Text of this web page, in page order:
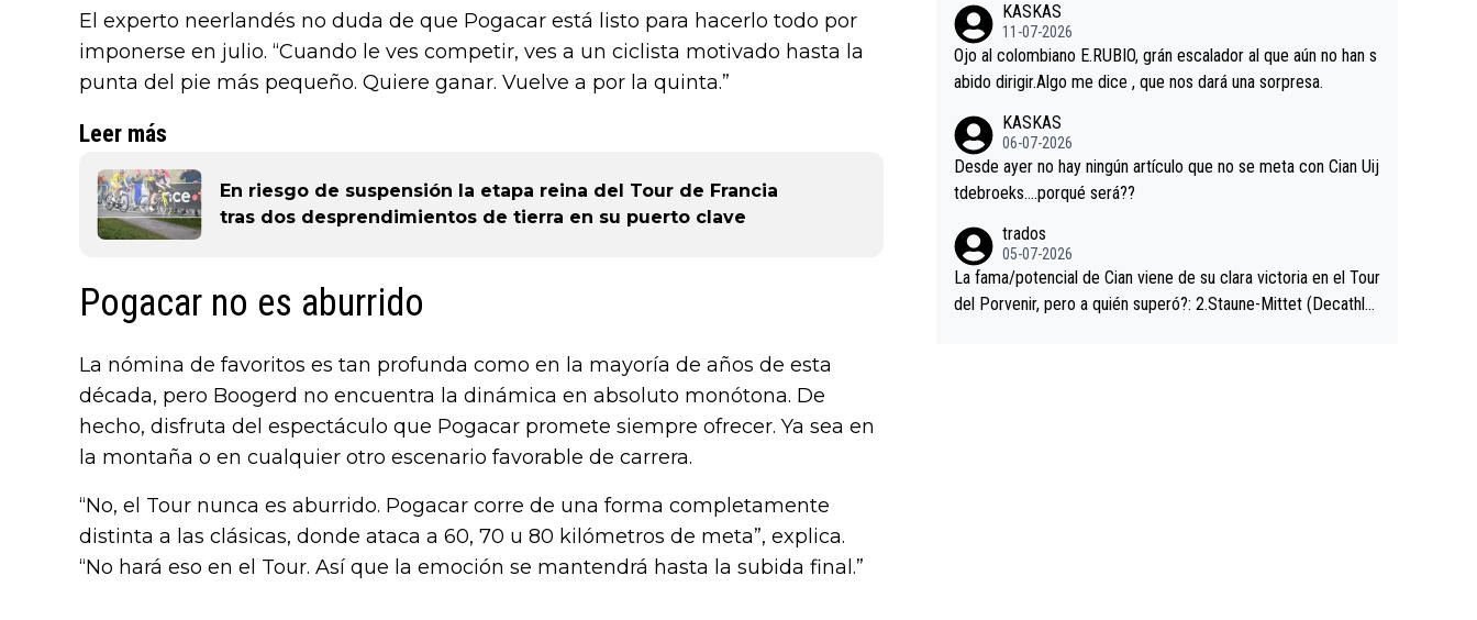
El experto neerlandés no duda de que Pogacar está listo para hacerlo todo por
imponerse en julio. “Cuando le ves competir, ves a un ciclista motivado hasta la
punta del pie más pequeño. Quiere ganar. Vuelve a por la quinta.”
Leer más
En riesgo de suspensión la etapa reina del Tour de Francia
tras dos desprendimientos de tierra en su puerto clave
Pogacar no es aburrido
La nómina de favoritos es tan profunda como en la mayoría de años de esta
década, pero Boogerd no encuentra la dinámica en absoluto monótona. De
hecho, disfruta del espectáculo que Pogacar promete siempre ofrecer. Ya sea en
la montaña o en cualquier otro escenario favorable de carrera.
“No, el Tour nunca es aburrido. Pogacar corre de una forma completamente
distinta a las clásicas, donde ataca a 60, 70 u 80 kilómetros de meta”, explica.
“No hará eso en el Tour. Así que la emoción se mantendrá hasta la subida final.”
casi sin pedalear, luego está el saludo con Evenepoel dándose
la mano de una manera muy fraternal, más allá de los típicos t
oques en el hombro con que saludaba a Vingegard. Ahí hubo u
o aprieta, a ver si por querer poner a Del Toro con calzador e
n posición de podio UAE y Pojacar se van complicar el tour.
KASKAS
11-07-2026
Ojo al colombiano E.RUBIO, grán escalador al que aún no han s
abido dirigir.Algo me dice , que nos dará una sorpresa.
KASKAS
06-07-2026
Desde ayer no hay ningún artículo que no se meta con Cian Uij
tdebroeks….porqué será??
trados
05-07-2026
La fama/potencial de Cian viene de su clara victoria en el Tour
del Porvenir, pero a quién superó?: 2.Staune-Mittet (Decathlo